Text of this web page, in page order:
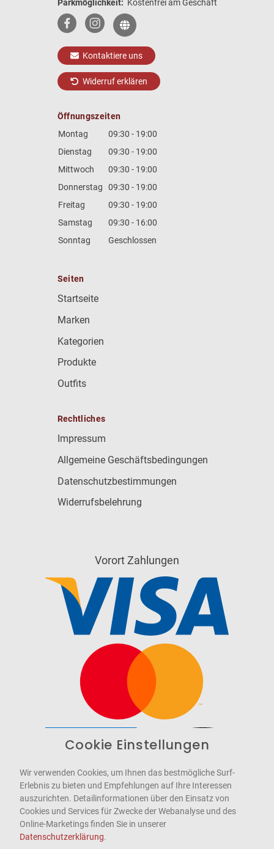
Parkmöglichkeit: Kostenfrei am Geschäft
Kontaktiere uns
Widerruf erklären
Öffnungszeiten
Montag
09:30 - 19:00
Dienstag
09:30 - 19:00
Mittwoch
09:30 - 19:00
Donnerstag
09:30 - 19:00
Freitag
09:30 - 19:00
Samstag
09:30 - 16:00
Sonntag
Geschlossen
Seiten
Startseite
Marken
Kategorien
Produkte
Outfits
Rechtliches
Impressum
Allgemeine Geschäftsbedingungen
Datenschutzbestimmungen
Widerrufsbelehrung
Vorort Zahlungen
WCAG-2.1-AA
Cookie Einstellungen
Wir verwenden Cookies, um Ihnen das bestmögliche Surf-
Erlebnis zu bieten und Empfehlungen auf Ihre Interessen
auszurichten. Detailinformationen über den Einsatz von
Cookies und Services für Zwecke der Webanalyse und des
Online-Marketings finden Sie in unserer
Datenschutzerklärung.